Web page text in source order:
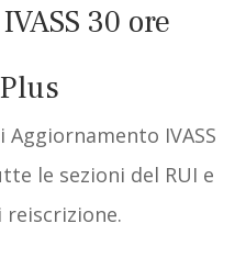
30 ore
Aggiornamento IVASS
le sezioni del RUI e